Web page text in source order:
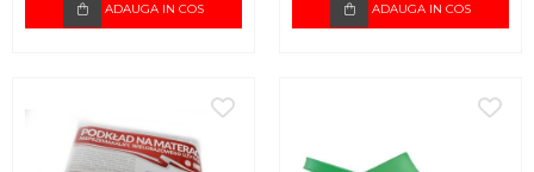
ADAUGA IN COS ADAUGA IN COS